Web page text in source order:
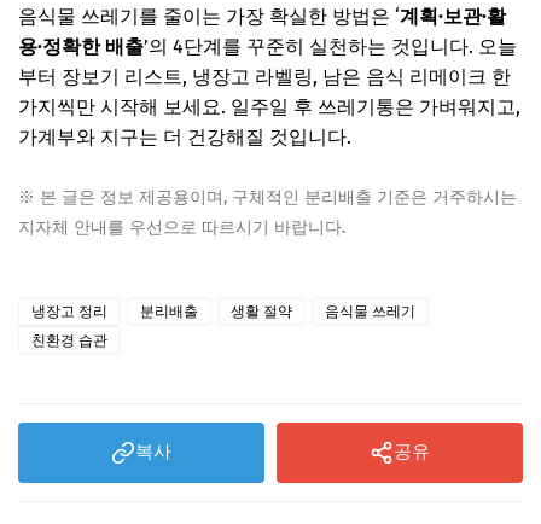
음식물 쓰레기를 줄이는 가장 확실한 방법은 ‘계획·보관·활
용·정확한 배출’의 4단계를 꾸준히 실천하는 것입니다. 오늘
부터 장보기 리스트, 냉장고 라벨링, 남은 음식 리메이크 한
가지씩만 시작해 보세요. 일주일 후 쓰레기통은 가벼워지고,
가계부와 지구는 더 건강해질 것입니다.
※ 본 글은 정보 제공용이며, 구체적인 분리배출 기준은 거주하시는
지자체 안내를 우선으로 따르시기 바랍니다.
냉장고 정리 분리배출 생활 절약
음식물 쓰레기
친환경 습관
복사 공유